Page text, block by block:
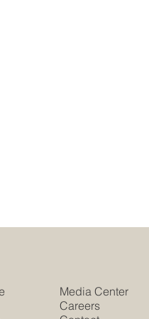
Media Center
Careers